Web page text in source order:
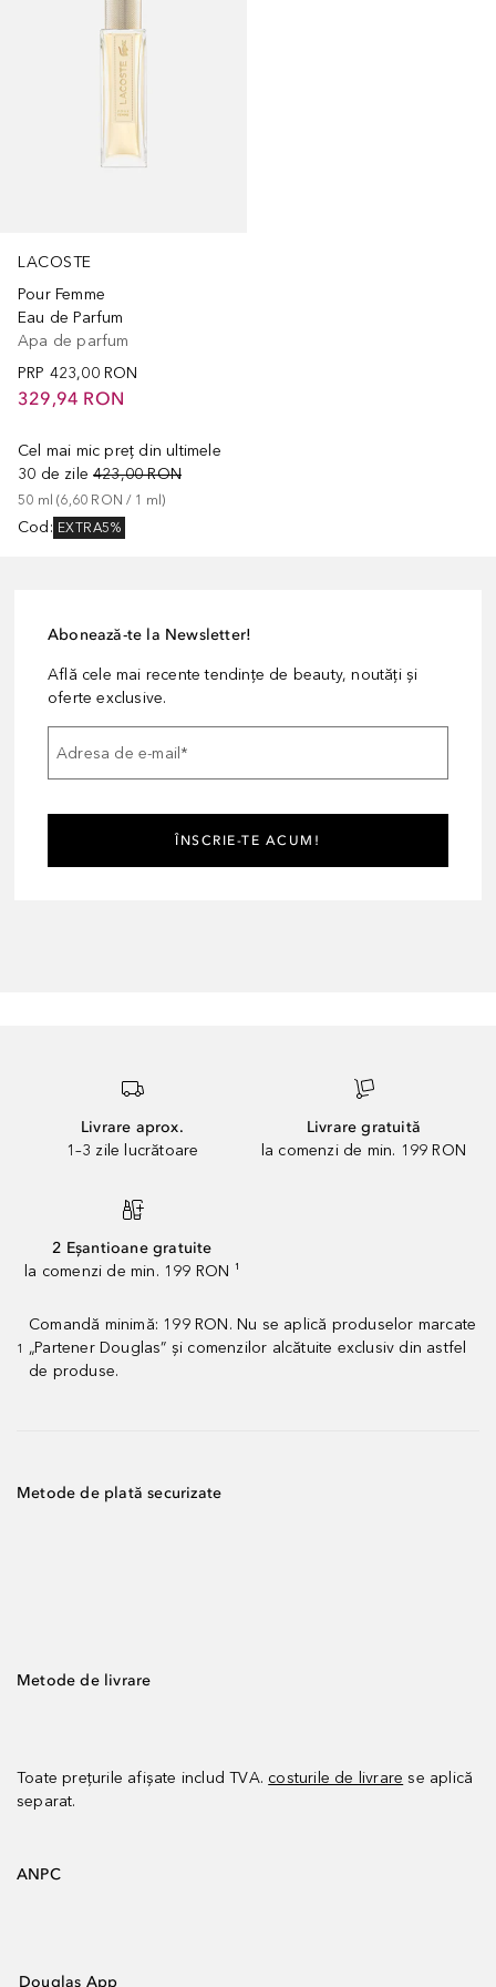
LACOSTE
Pour Femme
Eau de Parfum
Apa de parfum
PRP 423,00 RON
329,94 RON
Cel mai mic preț din ultimele
30 de zile 423,00 RON
50 ml (6,60 RON / 1 ml)
Cod: EXTRA5%
Abonează-te la Newsletter!
Află cele mai recente tendințe de beauty, noutăți și
oferte exclusive.
Adresa de e-mail *
ÎNSCRIE-TE ACUM!
Livrare aprox.
1–3 zile lucrătoare
Livrare gratuită
la comenzi de min. 199 RON
2 Eșantioane gratuite
la comenzi de min. 199 RON ¹
1
Comandă minimă: 199 RON. Nu se aplică produselor marcate
„Partener Douglas” și comenzilor alcătuite exclusiv din astfel
de produse.
Metode de plată securizate
Metode de livrare
Toate prețurile afișate includ TVA. costurile de livrare se aplică
separat.
ANPC
Douglas App